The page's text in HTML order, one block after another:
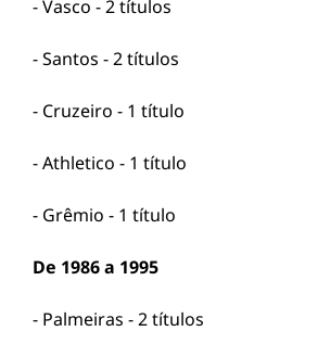
- Vasco - 2 títulos
- Santos - 2 títulos
- Cruzeiro - 1 título
- Athletico - 1 título
- Grêmio - 1 título
De 1986 a 1995
- Palmeiras - 2 títulos